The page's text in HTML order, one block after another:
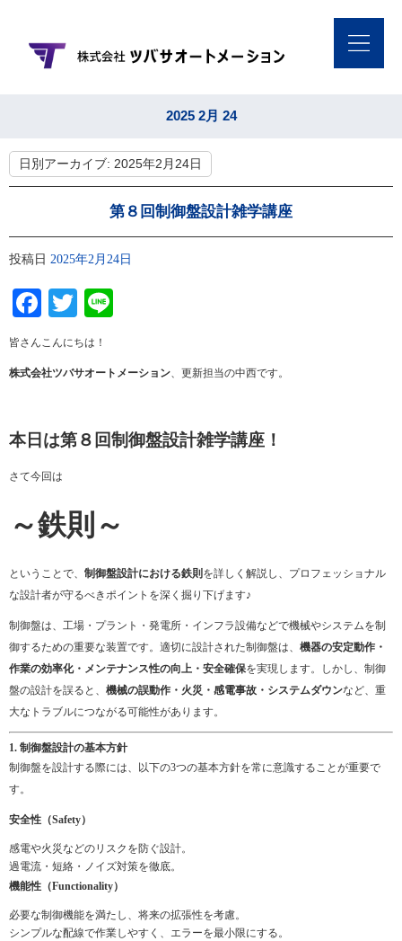
2025 2月 24
日別アーカイブ: 2025年2月24日
第８回制御盤設計雑学講座
投稿日 2025年2月24日
Facebook
Twitter
皆さんこんにちは！
株式会社ツバサオートメーション、更新担当の中西です。
本日は第８回制御盤設計雑学講座！
さて今回は
～鉄則～
ということで、 制御盤設計における鉄則 を詳しく解説し、プロフェッショナル
な設計者が守るべきポイントを深く掘り下げます♪
制御盤は、工場・プラント・発電所・インフラ設備などで機械やシステムを制
御するための重要な装置です。適切に設計された制御盤は、 機器の安定動作・
作業の効率化・メンテナンス性の向上・安全確保を実現します。しかし、制御
盤の設計を誤ると、 機械の誤動作・火災・感電事故・システムダウンなど、重
大なトラブルにつながる可能性があります。
1. 制御盤設計の基本方針
制御盤を設計する際には、以下の3つの基本方針を常に意識することが重要で
す。
安全性（Safety）
感電や火災などのリスクを防ぐ設計。
過電流・短絡・ノイズ対策を徹底。
機能性（Functionality）
必要な制御機能を満たし、将来の拡張性を考慮。
シンプルな配線で作業しやすく、エラーを最小限にする。